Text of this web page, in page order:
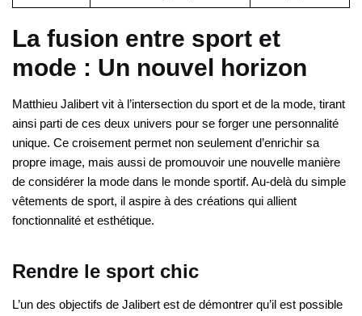
La fusion entre sport et
mode : Un nouvel horizon
Matthieu Jalibert vit à l’intersection du sport et de la mode, tirant
ainsi parti de ces deux univers pour se forger une personnalité
unique. Ce croisement permet non seulement d’enrichir sa
propre image, mais aussi de promouvoir une nouvelle manière
de considérer la mode dans le monde sportif. Au-delà du simple
vêtements de sport, il aspire à des créations qui allient
fonctionnalité et esthétique.
Rendre le sport chic
L’un des objectifs de Jalibert est de démontrer qu’il est possible